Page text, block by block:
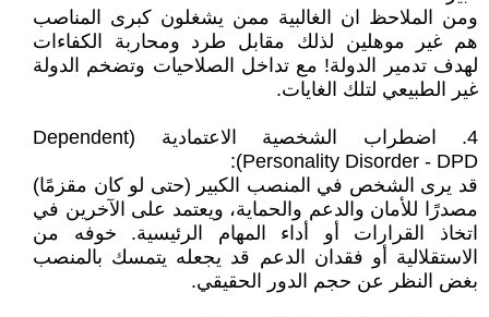
ومن الملاحظ ان الغالبية ممن يشغلون كبرى المناصب
هم غير موهلين لذلك مقابل طرد ومحاربة الكفاءات
لهدف تدمير الدولة! مع تداخل الصلاحيات وتضخم الدولة
غير الطبيعي لتلك الغايات.
4. اضطراب الشخصية الاعتمادية (Dependent
Personality Disorder - DPD):
قد يرى الشخص في المنصب الكبير (حتى لو كان مقزمًا)
مصدرًا للأمان والدعم والحماية، ويعتمد على الآخرين في
اتخاذ القرارات أو أداء المهام الرئيسية. خوفه من
الاستقلالية أو فقدان الدعم قد يجعله يتمسك بالمنصب
بغض النظر عن حجم الدور الحقيقي.